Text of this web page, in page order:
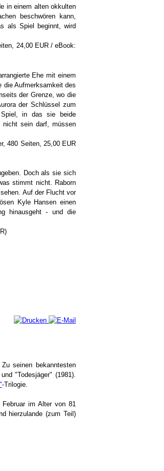
in einem alten okkulten
beschwören kann,
als Spiel beginnt, wird
24,00 EUR / eBook:
Ehe mit einem
die Aufmerksamkeit des
der Grenze, wo die
der Schlüssel zum
in das sie beide
nicht sein darf, müssen
480 Seiten, 25,00 EUR
Doch als sie sich
stimmt nicht. Raborn
Auf der Flucht vor
Kyle Hansen einen
hinausgeht - und die
seinen bekanntesten
"Todesjäger" (1981).
-Trilogie.
im Alter von 81
hierzulande (zum Teil)